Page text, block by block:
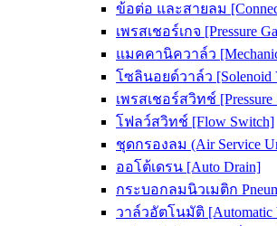
ข้อต่อ และสายลม
เพรสเชอร์เกจ [Pressure
แมคคานิควาล์ว
โซลินอยด์วาล์ว [Solenoid
เพรสเชอร์สวิทช์ [Pressure
โฟลว์สวิทช์ [Flow Switch]
ชุดกรองลม (Air Service
ออโต้เดรน [Auto Drain]
กระบอกลมนิวเมติก
วาล์วอัตโนมัติ [Automatic